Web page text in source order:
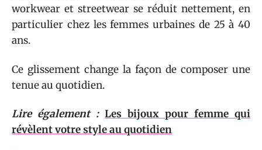
workwear et streetwear se réduit nettement, en
particulier chez les femmes urbaines de 25 à 40
ans.
Ce glissement change la façon de composer une
tenue au quotidien.
Lire également : Les bijoux pour femme qui
révèlent votre style au quotidien